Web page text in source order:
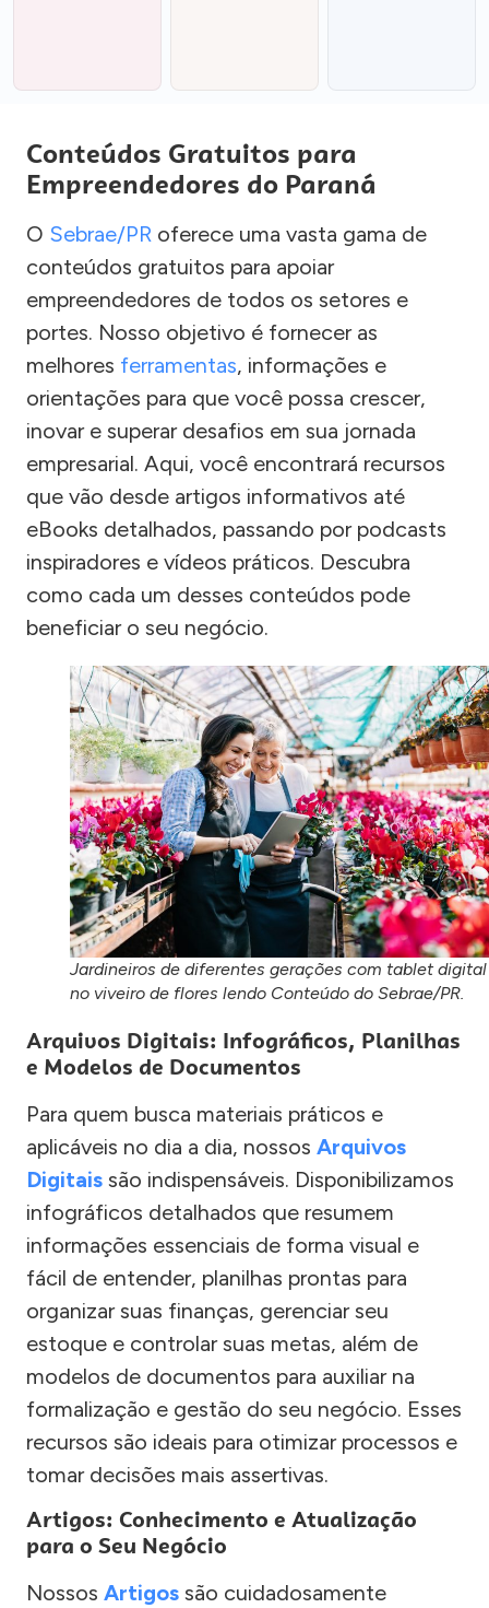
Conteúdos Gratuitos para
Empreendedores do Paraná
O Sebrae/PR oferece uma vasta gama de
conteúdos gratuitos para apoiar
empreendedores de todos os setores e
portes. Nosso objetivo é fornecer as
melhores ferramentas, informações e
orientações para que você possa crescer,
inovar e superar desafios em sua jornada
empresarial. Aqui, você encontrará recursos
que vão desde artigos informativos até
eBooks detalhados, passando por podcasts
inspiradores e vídeos práticos. Descubra
como cada um desses conteúdos pode
beneficiar o seu negócio.
Jardineiros de diferentes gerações com tablet digital
no viveiro de flores lendo Conteúdo do Sebrae/PR.
Arquivos Digitais: Infográficos, Planilhas
e Modelos de Documentos
Para quem busca materiais práticos e
aplicáveis no dia a dia, nossos Arquivos
Digitais são indispensáveis. Disponibilizamos
infográficos detalhados que resumem
informações essenciais de forma visual e
fácil de entender, planilhas prontas para
organizar suas finanças, gerenciar seu
estoque e controlar suas metas, além de
modelos de documentos para auxiliar na
formalização e gestão do seu negócio. Esses
recursos são ideais para otimizar processos e
tomar decisões mais assertivas.
Artigos: Conhecimento e Atualização
para o Seu Negócio
Nossos Artigos são cuidadosamente